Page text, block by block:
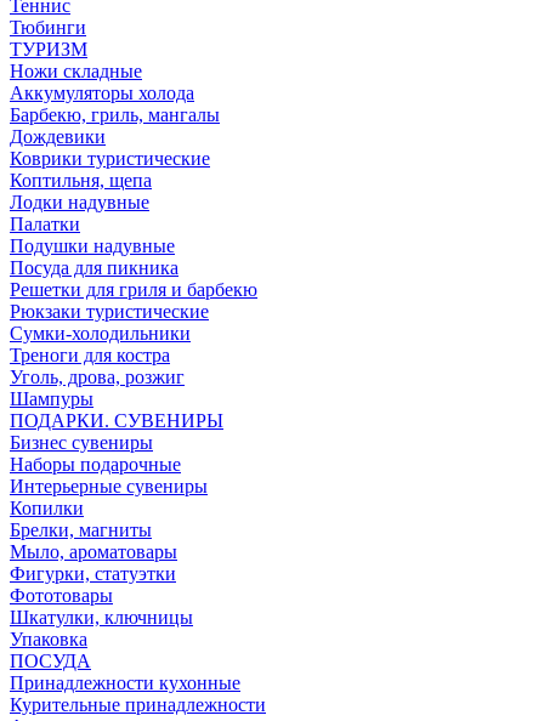
Теннис
Тюбинги
ТУРИЗМ
Ножи складные
Аккумуляторы холода
Барбекю, гриль, мангалы
Дождевики
Коврики туристические
Коптильня, щепа
Лодки надувные
Палатки
Подушки надувные
Посуда для пикника
Решетки для гриля и барбекю
Рюкзаки туристические
Сумки-холодильники
Треноги для костра
Уголь, дрова, розжиг
Шампуры
ПОДАРКИ. СУВЕНИРЫ
Бизнес сувениры
Наборы подарочные
Интерьерные сувениры
Копилки
Брелки, магниты
Мыло, ароматовары
Фигурки, статуэтки
Фототовары
Шкатулки, ключницы
Упаковка
ПОСУДА
Принадлежности кухонные
Курительные принадлежности